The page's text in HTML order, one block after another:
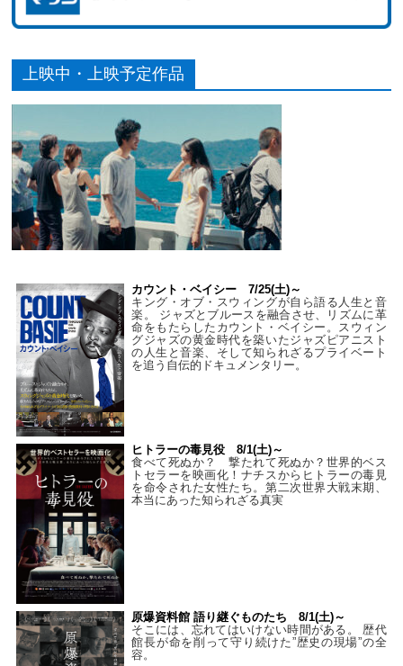
上映中・上映予定作品
カウント・ベイシー 7/25(土)～
キング・オブ・スウィングが自ら語る人生と音
楽。 ジャズとブルースを融合させ、リズムに革
命をもたらしたカウント・ベイシー。スウィン
グジャズの黄金時代を築いたジャズピアニスト
の人生と音楽、そして知られざるプライベート
を追う自伝的ドキュメンタリー。
ヒトラーの毒見役 8/1(土)～
食べて死ぬか？ 撃たれて死ぬか？世界的ベス
トセラーを映画化！ナチスからヒトラーの毒見
を命令された女性たち。第二次世界大戦末期、
本当にあった知られざる真実
原爆資料館 語り継ぐものたち 8/1(土)～
そこには、忘れてはいけない時間がある。 歴代
館長が命を削って守り続けた”歴史の現場”の全
容。